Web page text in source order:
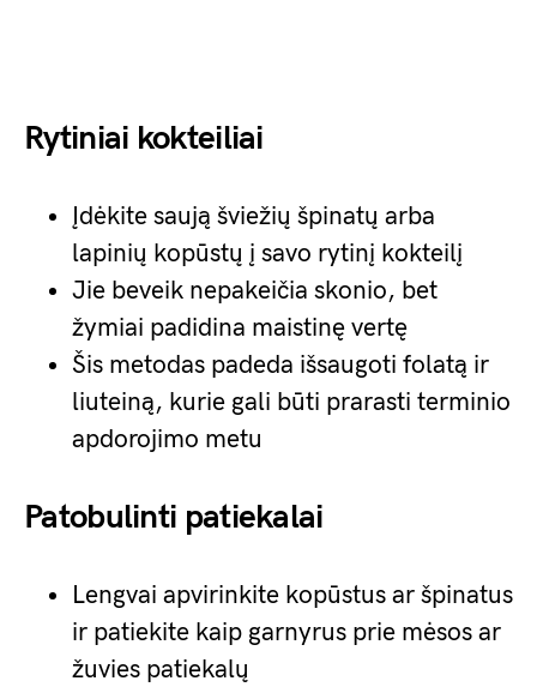
Rytiniai kokteiliai
Įdėkite saują šviežių špinatų arba
lapinių kopūstų į savo rytinį kokteilį
Jie beveik nepakeičia skonio, bet
žymiai padidina maistinę vertę
Šis metodas padeda išsaugoti folatą ir
liuteiną, kurie gali būti prarasti terminio
apdorojimo metu
Patobulinti patiekalai
Lengvai apvirinkite kopūstus ar špinatus
ir patiekite kaip garnyrus prie mėsos ar
žuvies patiekalų